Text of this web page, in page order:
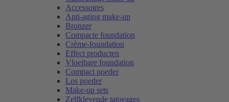
Accessoires
Anti-aging make-up
Bronzer
Compacte foundation
Crème-foundation
Effect producten
Vloeibare foundation
Compact poeder
Los poeder
Make-up sets
Zelfklevende tatoeages